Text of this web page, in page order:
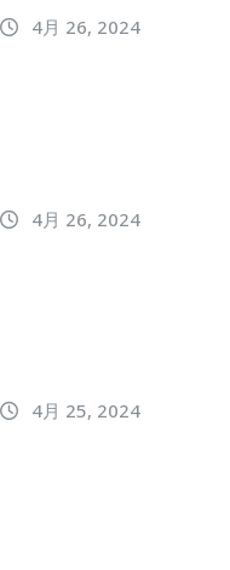
4月 26, 2024
4月 26, 2024
4月 25, 2024